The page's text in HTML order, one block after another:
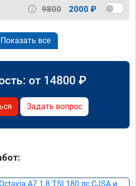
9800 2000 ₽
Показать все
от 14800 ₽
Задать вопрос